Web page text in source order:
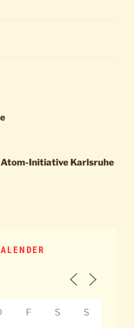
Initiative Karlsruhe
F S S